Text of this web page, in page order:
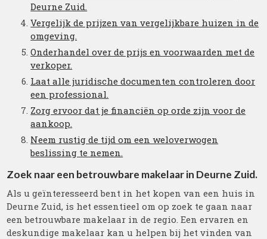
Deurne Zuid.
Vergelijk de prijzen van vergelijkbare huizen in de
omgeving.
Onderhandel over de prijs en voorwaarden met de
verkoper.
Laat alle juridische documenten controleren door
een professional.
Zorg ervoor dat je financiën op orde zijn voor de
aankoop.
Neem rustig de tijd om een weloverwogen
beslissing te nemen.
Zoek naar een betrouwbare makelaar in Deurne Zuid.
Als u geïnteresseerd bent in het kopen van een huis in
Deurne Zuid, is het essentieel om op zoek te gaan naar
een betrouwbare makelaar in de regio. Een ervaren en
deskundige makelaar kan u helpen bij het vinden van